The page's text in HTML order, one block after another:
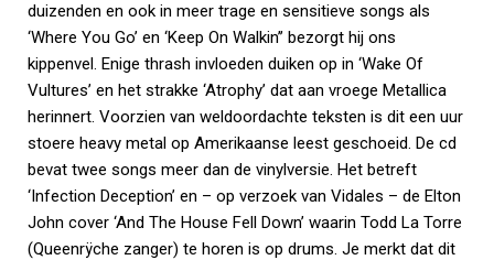
duizenden en ook in meer trage en sensitieve songs als
‘Where You Go’ en ‘Keep On Walkin’’ bezorgt hij ons
kippenvel. Enige thrash invloeden duiken op in ‘Wake Of
Vultures’ en het strakke ‘Atrophy’ dat aan vroege Metallica
herinnert. Voorzien van weldoordachte teksten is dit een uur
stoere heavy metal op Amerikaanse leest geschoeid. De cd
bevat twee songs meer dan de vinylversie. Het betreft
‘Infection Deception’ en – op verzoek van Vidales – de Elton
John cover ‘And The House Fell Down’ waarin Todd La Torre
(Queenrÿche zanger) te horen is op drums. Je merkt dat dit